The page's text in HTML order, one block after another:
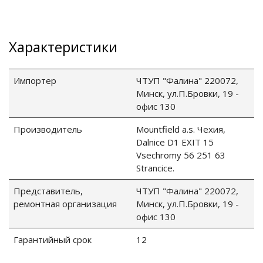
Характеристики
Импортер
ЧТУП "Фалина" 220072,
Минск, ул.П.Бровки, 19 -
офис 130
Производитель
Mountfield a.s. Чехия,
Dalnice D1 EXIT 15
Vsechromy 56 251 63
Stranсice.
Представитель,
ремонтная организация
ЧТУП "Фалина" 220072,
Минск, ул.П.Бровки, 19 -
офис 130
Гарантийный срок
12